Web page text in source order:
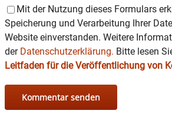
Mit der Nutzung dieses Formulars
Speicherung und Verarbeitung Ihrer
Website einverstanden. Weitere
der Datenschutzerklärung. Bitte lesen
Leitfaden für die Veröffentlichung von